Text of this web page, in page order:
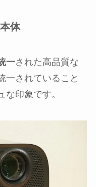
体
一された高品質な
一されていること
な印象です。